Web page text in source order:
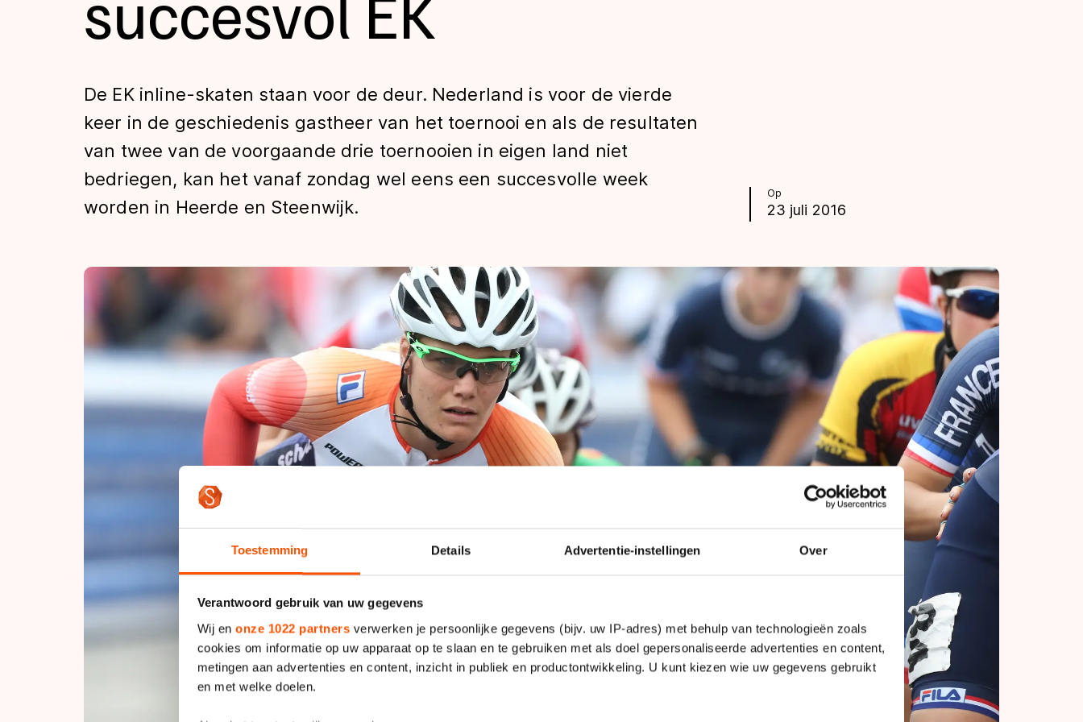
Toestemming Details Advertentie-instellingen Over
Verantwoord gebruik van uw gegevens
Wij en onze 1022 partners verwerken je persoonlijke gegevens (bijv. uw IP-adres) met behulp van technologieën zoals
cookies om informatie op uw apparaat op te slaan en te gebruiken met als doel gepersonaliseerde advertenties en content,
metingen aan advertenties en content, inzicht in publiek en productontwikkeling. U kunt kiezen wie uw gegevens gebruikt
en met welke doelen.
Tijden & historie
De weg op
Schaatsfans
Olympische Spelen
Op
23 juli 2016
De EK inline-skaten staan voor de deur. Nederland is voor de vierde
keer in de geschiedenis gastheer van het toernooi en als de resultaten
van twee van de voorgaande drie toernooien in eigen land niet
bedriegen, kan het vanaf zondag wel eens een succesvolle week
worden in Heerde en Steenwijk.